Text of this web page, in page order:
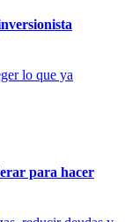
lo que ya
para hacer